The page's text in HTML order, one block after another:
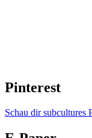
Pinterest
Schau dir subcultures